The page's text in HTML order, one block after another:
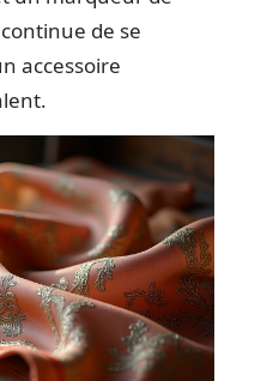
de se
accessoire